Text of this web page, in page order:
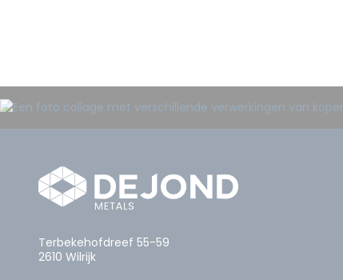
Terbekehofdreef 55-59
2610 Wilrijk